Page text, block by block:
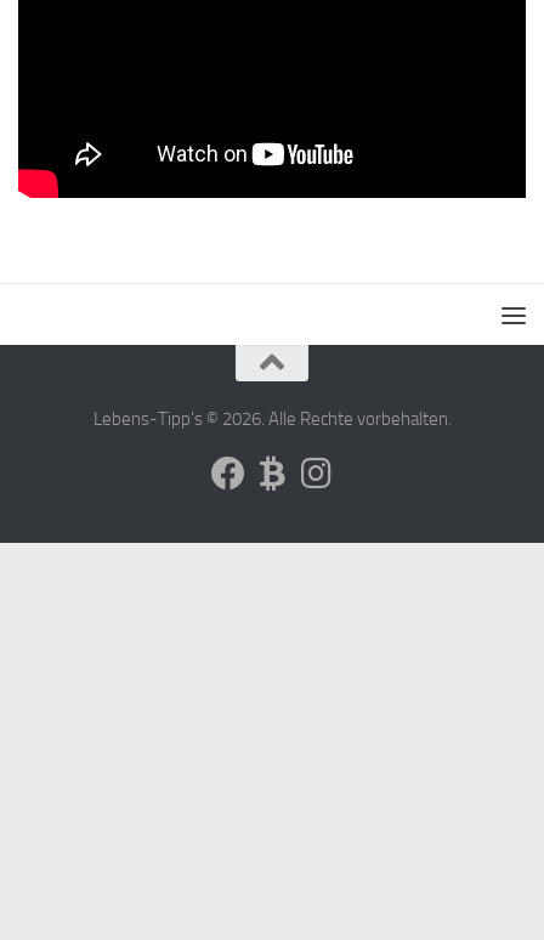
Lebens-Tipp's © 2026. Alle Rechte vorbehalten.